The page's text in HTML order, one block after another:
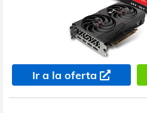
Ir a la oferta